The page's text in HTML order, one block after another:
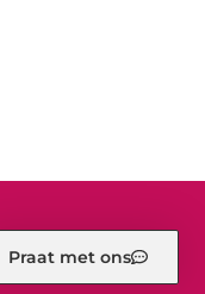
Praat met ons